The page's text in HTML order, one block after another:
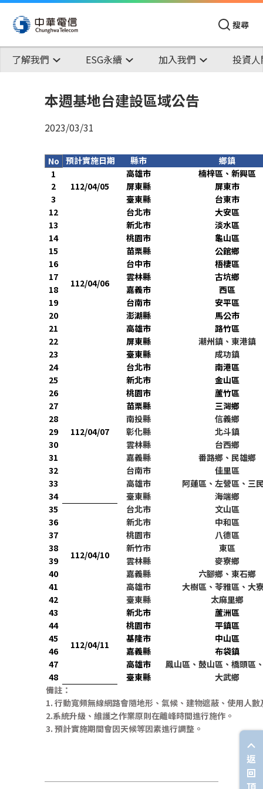
搜尋
了解我們 ESG永續 加入我們 投資
本週基地台建設區域公告
2023/03/31
No 預計實施日期 縣市
鄉鎮
1
112/04/05
高雄市
楠梓區、新興區
2
屏東縣
屏東市
3
臺東縣
台東市
12
112/04/06
台北市
大安區
13
新北市
淡水區
14
桃園市
龜山區
15
苗栗縣
公館鄉
16
台中市
梧棲區
17
雲林縣
古坑鄉
18
嘉義市
西區
19
台南市
安平區
20
澎湖縣
馬公市
21
高雄市
路竹區
22
屏東縣
潮州鎮、東港鎮
23
臺東縣
成功鎮
24
112/04/07
台北市
南港區
25
新北市
金山區
26
桃園市
蘆竹區
27
苗栗縣
三灣鄉
28
南投縣
信義鄉
29
彰化縣
北斗鎮
30
雲林縣
台西鄉
31
嘉義縣
番路鄉、民雄鄉
32
台南市
佳里區
33
高雄市
阿蓮區、左營區、三
34
臺東縣
海端鄉
35
112/04/10
台北市
文山區
36
新北市
中和區
37
桃園市
八德區
38
新竹市
東區
39
雲林縣
麥寮鄉
40
嘉義縣
六腳鄉、東石鄉
41
高雄市
大樹區、苓雅區、大
42
臺東縣
太麻里鄉
43
112/04/11
新北市
蘆洲區
44
桃園市
平鎮區
45
基隆市
中山區
46
嘉義縣
布袋鎮
47
高雄市
鳳山區、鼓山區、橋頭區
48
臺東縣
大武鄉
備註：
1. 行動寬頻無線網路會隨地形、氣候、建物遮蔽、使用人
2.系統升級、維護之作業原則在離峰時間進行施作。
3. 預計實施期間會因天候等因素進行調整。
返
回